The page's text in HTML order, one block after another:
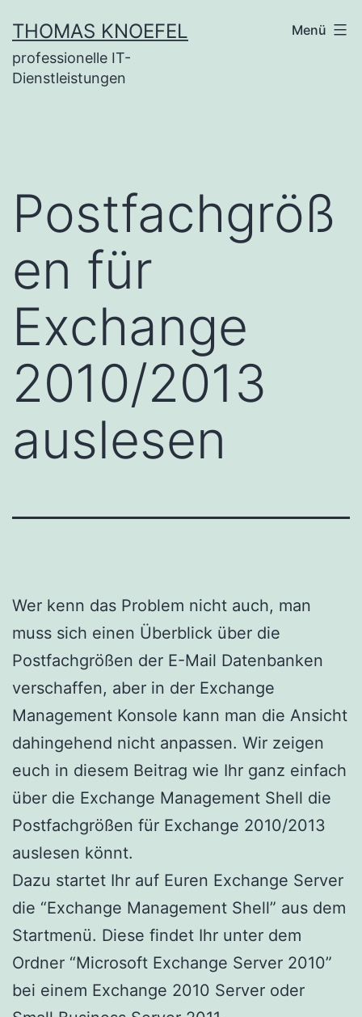
Inhalt
springen
THOMAS KNOEFEL
professionelle IT-
Dienstleistungen
Menü
Postfachgröß
en für
Exchange
2010/2013
auslesen
Wer kenn das Problem nicht auch, man
muss sich einen Überblick über die
Postfachgrößen der E-Mail Datenbanken
verschaffen, aber in der Exchange
Management Konsole kann man die Ansicht
dahingehend nicht anpassen. Wir zeigen
euch in diesem Beitrag wie Ihr ganz einfach
über die Exchange Management Shell die
Postfachgrößen für Exchange 2010/2013
auslesen könnt.
Dazu startet Ihr auf Euren Exchange Server
die “Exchange Management Shell” aus dem
Startmenü. Diese findet Ihr unter dem
Ordner “Microsoft Exchange Server 2010”
bei einem Exchange 2010 Server oder